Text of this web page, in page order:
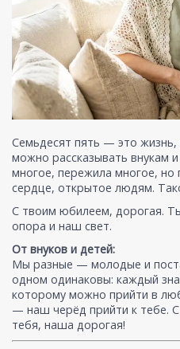
Семьдесят пять — это
можно рассказывать внукам
многое, пережила многое, но
сердце, открытое людям.
С твоим юбилеем, дорогая.
опора и наш свет.
От внуков и детей:
Мы разные — молодые и
одном одинаковы: каждый
которому можно прийти в
— наш черёд прийти к тебе.
тебя, наша дорогая!